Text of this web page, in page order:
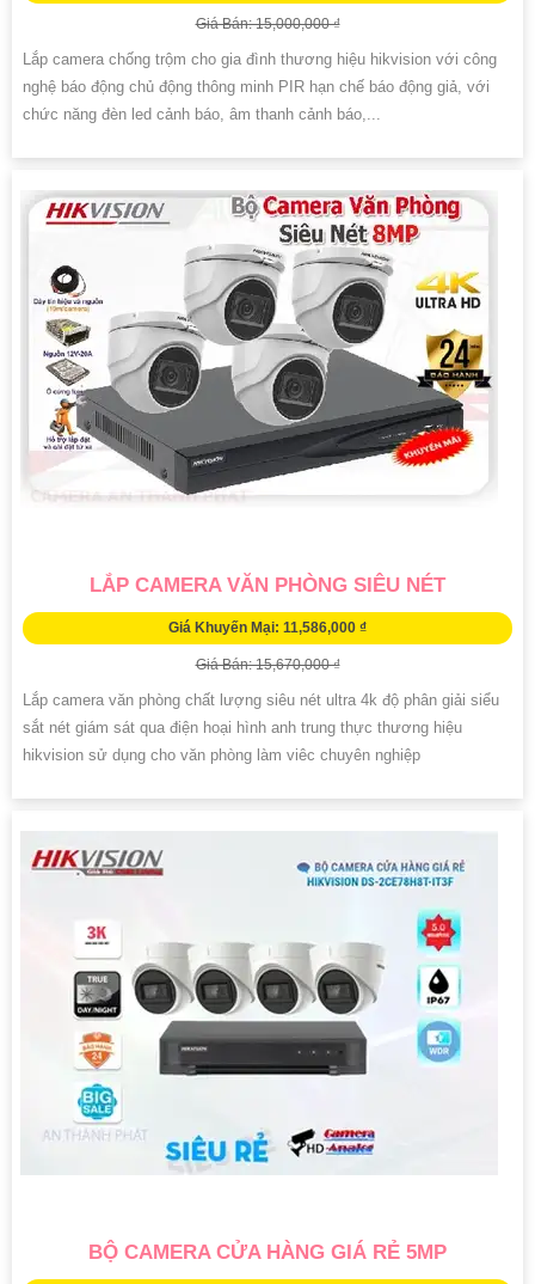
Giá Bán: 15,000,000 ₫
Lắp camera chống trộm cho gia đình thương hiệu hikvision với công
nghệ báo động chủ động thông minh PIR hạn chế báo động giả, với
chức năng đèn led cảnh báo, âm thanh cảnh báo,...
LẮP CAMERA VĂN PHÒNG SIÊU NÉT
Giá Khuyến Mại: 11,586,000 ₫
Giá Bán: 15,670,000 ₫
Lắp camera văn phòng chất lượng siêu nét ultra 4k độ phân giải siểu
sắt nét giám sát qua điện hoại hình anh trung thực thương hiệu
hikvision sử dụng cho văn phòng làm viêc chuyên nghiệp
BỘ CAMERA CỬA HÀNG GIÁ RẺ 5MP